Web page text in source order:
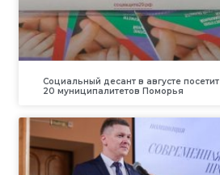
Социальный десант в августе посетит
20 муниципалитетов Поморья